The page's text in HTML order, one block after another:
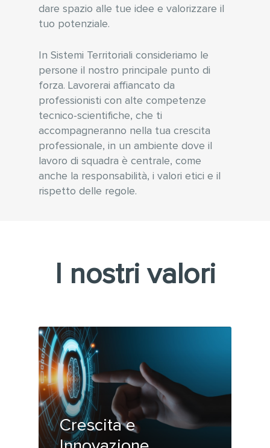
dare spazio alle tue idee e valorizzare il
tuo potenziale.
In Sistemi Territoriali consideriamo le
persone il nostro principale punto di
forza. Lavorerai affiancato da
professionisti con alte competenze
tecnico-scientifiche, che ti
accompagneranno nella tua crescita
professionale, in un ambiente dove il
lavoro di squadra è centrale, come
anche la responsabilità, i valori etici e il
rispetto delle regole.
I nostri valori
Crescita e